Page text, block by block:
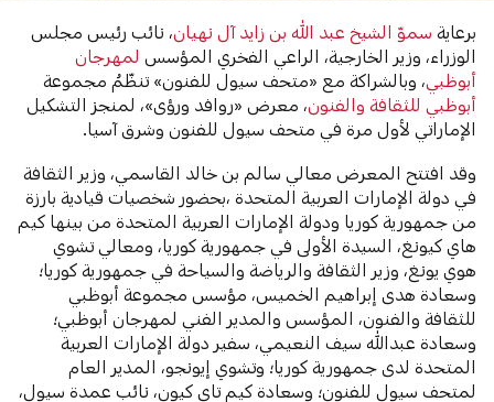
برعايةسموّ الشيخ عبد الله بن زايد آل نهيان، نائب رئيس مجلس
الوزراء، وزير الخارجية، الراعي الفخري المؤسسلمهرجان
أبوظبي ، وبالشراكة مع «متحف سيول للفنون» تنظّمُ مجموعة
أبوظبي للثقافة والفنون، معرض «روافد ورؤى»، لمنجز التشكيل
الإماراتي لأول مرة في متحف سيول للفنون وشرق آسيا.
وقد افتتح المعرض معالي سالم بن خالد القاسمي، وزير الثقافة
في دولة الإمارات العربية المتحدة ،بحضور شخصيات قيادية بارزة
من جمهورية كوريا ودولة الإمارات العربية المتحدة من بينها كيم
هاي كيونغ، السيدة الأولى في جمهورية كوريا، ومعالي تشوي
هوي يونغ، وزير الثقافة والرياضة والسياحة في جمهورية كوريا؛
وسعادة هدى إبراهيم الخميس، مؤسس مجموعة أبوظبي
للثقافة والفنون، المؤسس والمدير الفني لمهرجان أبوظبي؛
وسعادة عبدالله سيف النعيمي، سفير دولة الإمارات العربية
المتحدة لدى جمهورية كوريا؛ وتشوي إيونجو، المدير العام
لمتحف سيول للفنون؛ وسعادة كيم تاي كيون، نائب عمدة سيول،